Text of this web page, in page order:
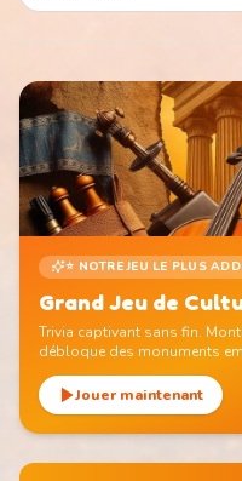
⭐ NOTRE JEU LE PLUS
Grand Jeu de
Trivia captivant sans fin.
débloque des monuments
Jouer maintenant